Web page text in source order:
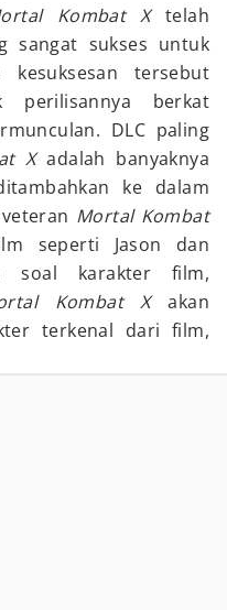
Kombat Xtelah
sangat sukses untuk
kesuksesan tersebut
perilisannya berkat
DLC paling
Xadalah banyaknya
ke dalam
Mortal Kombat
seperti Jason dan
soal karakter film,
Kombat Xakan
terkenal dari film,